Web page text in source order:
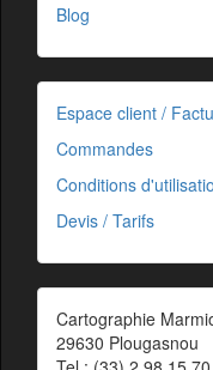
Blog
Espace client /
Commandes
Conditions
Devis / Tarifs
Cartographie
29630 Plougasnou